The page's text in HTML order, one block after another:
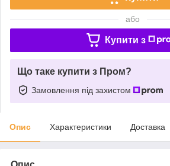
або
Купити з
Що таке купити з Пром?
Замовлення під захистом
Опис Характеристики Доставка